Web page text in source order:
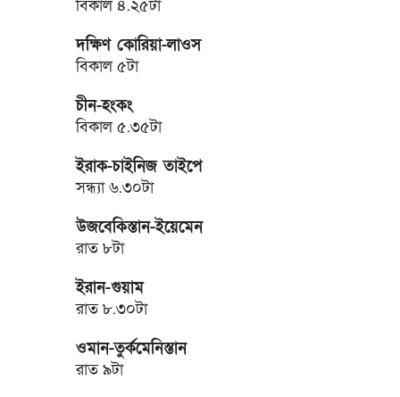
বিকাল ৪.২৫টা
দক্ষিণ কোরিয়া-লাওস
বিকাল ৫টা
চীন-হংকং
বিকাল ৫.৩৫টা
ইরাক-চাইনিজ তাইপে
সন্ধ্যা ৬.৩০টা
উজবেকিস্তান-ইয়েমেন
রাত ৮টা
ইরান-গুয়াম
রাত ৮.৩০টা
ওমান-তুর্কমেনিস্তান
রাত ৯টা